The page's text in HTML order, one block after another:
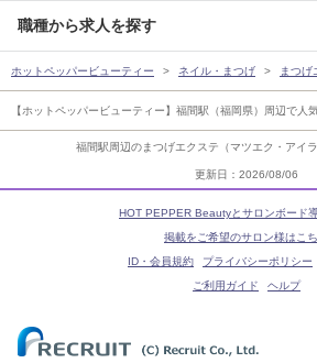
福間駅周辺のまつげエクステ（マツエク・アイ
更新日：2026/08/06
職種から求人を探す
ホットペッパービューティー ネイル・まつげ まつげ
【ホットペッパービューティー】福間駅（福岡県）周辺で
HOT PEPPER Beautyとサロンボード
掲載をご希望のサロン様はこ
ID・会員規約
プライバシーポリシー
ご利用ガイド
ヘルプ